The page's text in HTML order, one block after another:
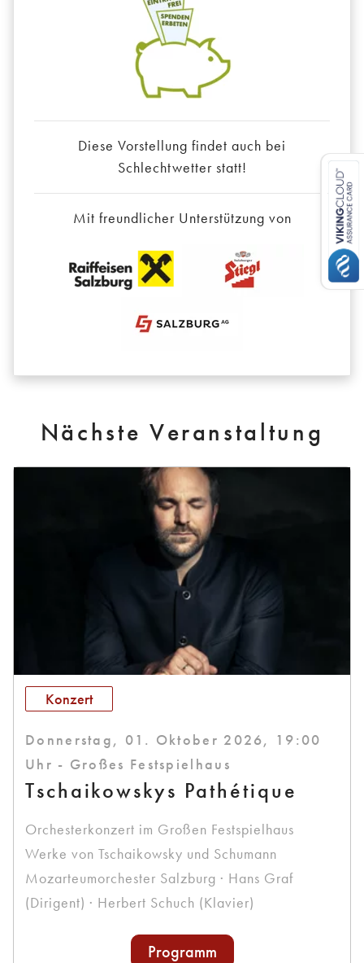
Diese Vorstellung findet auch bei
Schlechtwetter statt!
Mit freundlicher Unterstützung von
Nächste Veranstaltung
Konzert
Donnerstag, 01. Oktober 2026, 19:00
Uhr - Großes Festspielhaus
Tschaikowskys Pathétique
Orchesterkonzert im Großen Festspielhaus
Werke von Tschaikowsky und Schumann
Mozarteumorchester Salzburg · Hans Graf
(Dirigent) · Herbert Schuch (Klavier)
Programm